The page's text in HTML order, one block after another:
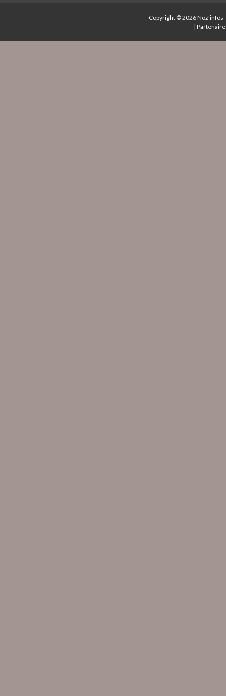
Copyright © 2026Noz'infos
|